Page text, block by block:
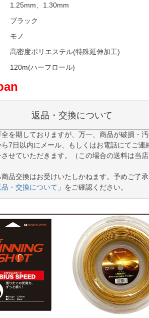
1.25mm、1.30mm
ブラック
モノ
高密度ポリエステル(特殊延伸加工)
120m(ハーフロール)
返品・交換について
を期しておりますが、万一、商品が破損・
7日以内にメール、もしくはお電話にてご連
せていただきます。（この場合の送料は当
品交換はお受けいたしかねます。予めご了承
・交換について 」をご確認ください。